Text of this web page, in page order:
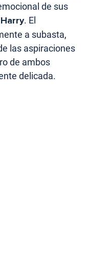
de sus
. El
a subasta,
las aspiraciones
de ambos
delicada.